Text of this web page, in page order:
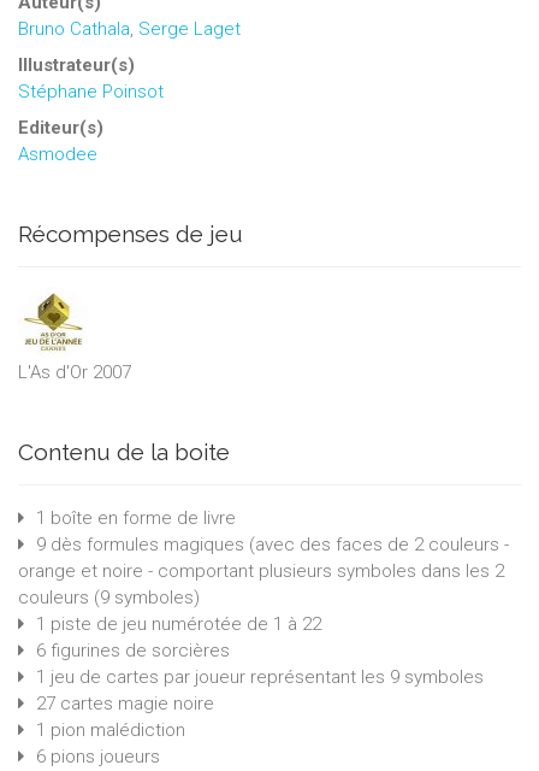
Bruno Cathala, Serge Laget
Illustrateur(s)
Stéphane Poinsot
Editeur(s)
Asmodee
Récompenses de jeu
L'As d'Or 2007
Contenu de la boite
1 boîte en forme de livre
9 dès formules magiques (avec des faces de 2 couleurs -
orange et noire - comportant plusieurs symboles dans les 2
couleurs (9 symboles)
1 piste de jeu numérotée de 1 à 22
6 figurines de sorcières
1 jeu de cartes par joueur représentant les 9 symboles
27 cartes magie noire
1 pion malédiction
6 pions joueurs